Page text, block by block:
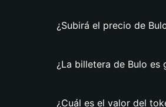
¿Subirá el precio de
¿La billetera de Bulo es
¿Cuál es el valor del